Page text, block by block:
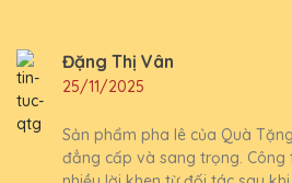
Đặng Thị Vân
25/11/2025
Sản phẩm pha lê của Quà
đẳng cấp và sang trọng.